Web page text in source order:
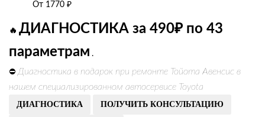
От 1770 ₽
🔥 ДИАГНОСТИКА за 490₽ по 43
параметрам .
⛔ Диагностика в подарок при ремонте Тойота Авенсис в
нашем специализированном автосервисе Toyota
ДИАГНОСТИКА ПОЛУЧИТЬ КОНСУЛЬТАЦИЮ